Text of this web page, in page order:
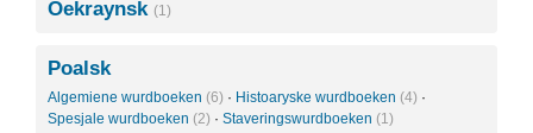
Oekraynsk (1)
Poalsk
Algemiene wurdboeken (6) · Histoaryske wurdboeken (4) ·
Spesjale wurdboeken (2) · Staveringswurdboeken (1)